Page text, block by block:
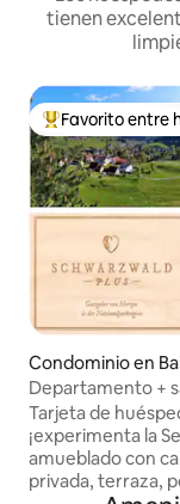
tienen
De los mejores
Favorito entre
Condominio en
Departamento +
para huéspedes
Tarjeta de
¡experimenta la Selva
amueblado con
privada, terraza,